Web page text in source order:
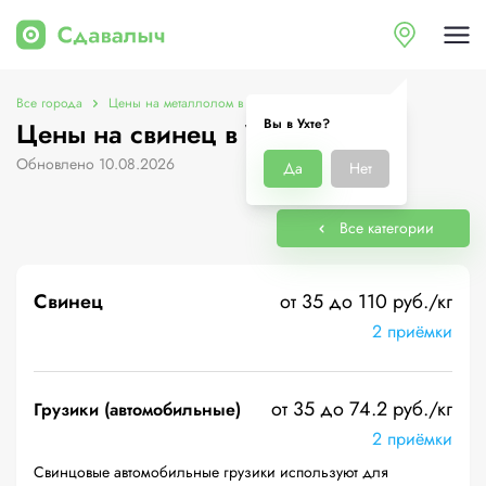
Вы в Ухте?
Да Нет
Все города Цены на металлолом в Ухте
Цены на свинец в Ухте
Обновлено 10.08.2026
Все категории
Свинец от 35 до 110 руб./кг
2 приёмки
Грузики (автомобильные) от 35 до 74.2 руб./кг
2 приёмки
Свинцовые автомобильные грузики используют для